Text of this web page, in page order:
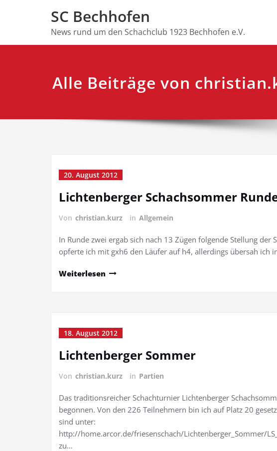
SC Bechhofen
News rund um den Schachclub 1923 Bechhofen e.V.
Alle Beiträge von
20. August 2012
Lichtenberger Schachsommer
Von christian.kurz in Allgemein
In Runde zwei ergab sich nach 13 Zügen folgende Stellung der
opferte ich mit gxh6 den Läufer auf h4, allerdings übersah ich
Weiterlesen
18. August 2012
Lichtenberger Sommer
Von christian.kurz in Partien
Das traditionsreicher Schachturnier Lichtenberger
begonnen. Von den 226 Teilnehmern bin ich auf Platz 20
sind unter:
http://home.arcor.de/friesenschach/Lichtenberger_Sommer/
zu…